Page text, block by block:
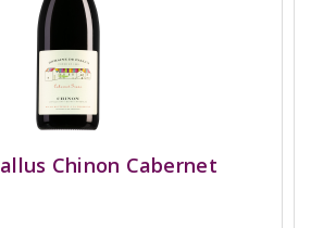
Chinon Cabernet